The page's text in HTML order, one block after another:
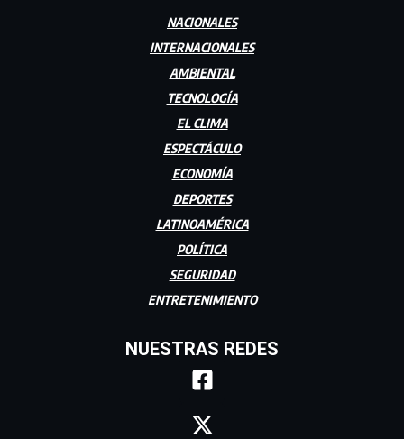
NACIONALES
INTERNACIONALES
AMBIENTAL
TECNOLOGÍA
EL CLIMA
ESPECTÁCULO
ECONOMÍA
DEPORTES
LATINOAMÉRICA
POLÍTICA
SEGURIDAD
ENTRETENIMIENTO
NUESTRAS REDES